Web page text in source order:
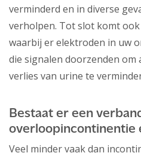
verminderd en in diverse
verholpen. Tot slot komt
waarbij er elektroden in uw
die signalen doorzenden om
verlies van urine te
Bestaat er een
overloopincontinentie
Veel minder vaak dan